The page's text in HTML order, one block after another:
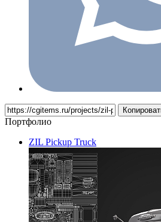
Портфолио
ZIL Pickup Truck